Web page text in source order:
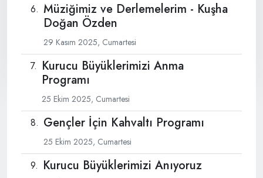
Müziğimiz ve Derlemelerim - Kuşha
Doğan Özden
29 Kasım 2025, Cumartesi
Kurucu Büyüklerimizi Anma
Programı
25 Ekim 2025, Cumartesi
Gençler İçin Kahvaltı Programı
25 Ekim 2025, Cumartesi
Kurucu Büyüklerimizi Anıyoruz